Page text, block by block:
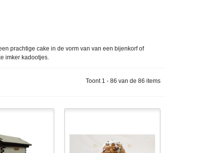
prachtige cake in de vorm van van een bijenkorf of
imker kadootjes.
Toont 1 - 86 van de 86 items